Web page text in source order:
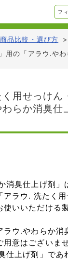
フ
商品比較・選び方 >
用の「アラウ.や
く用せっけ
らか消臭仕
消臭仕上げ剤」
アラウ. 洗たく
使いいただける
ラウ.やわらか消
用意はございま
仕上げ剤」であ